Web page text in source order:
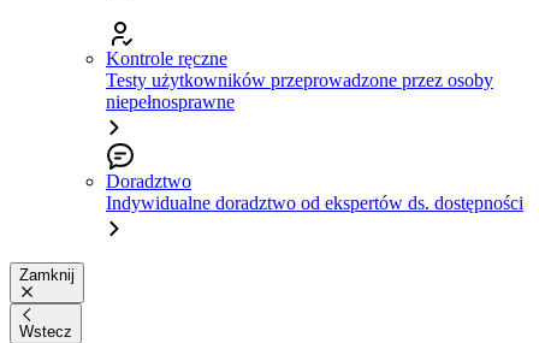
Kontrole ręczne
Testy użytkowników przeprowadzone przez osoby
niepełnosprawne
Doradztwo
Indywidualne doradztwo od ekspertów ds. dostępności
Zamknij
Wstecz